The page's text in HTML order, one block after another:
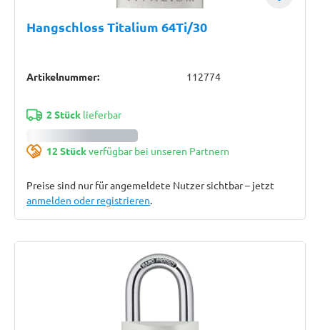
Hangschloss Titalium 64Ti/30
Artikelnummer: 112774
2 Stücklieferbar
12 Stückverfügbar bei unseren Partnern
Preise sind nur für angemeldete Nutzer sichtbar – jetzt
anmelden oder registrieren.